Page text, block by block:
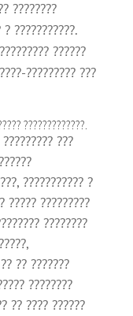
????????
???????????.
??????
????????? ???
?????????????.
???
??????????? ?
????? ?????????
????????
?? ???????
????????
?? ???? ??????